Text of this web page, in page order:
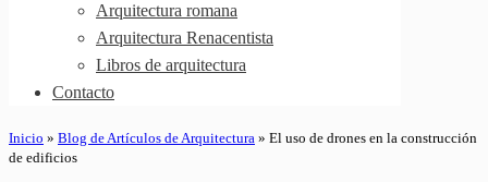
Arquitectura romana
Arquitectura Renacentista
Libros de arquitectura
Contacto
Inicio » Blog de Artículos de Arquitectura » El uso de drones en la construcción
de edificios